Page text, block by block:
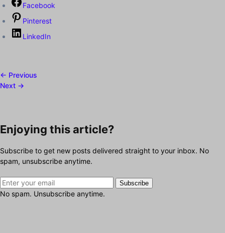
Facebook
Pinterest
LinkedIn
← Previous
Next →
Enjoying this article?
Subscribe to get new posts delivered straight to your inbox. No
spam, unsubscribe anytime.
Subscribe
No spam. Unsubscribe anytime.